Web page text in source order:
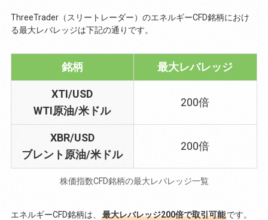
ThreeTrader（スリートレーダー）のエネルギーCFD銘柄におけ
る最大レバレッジは下記の通りです。
銘柄 最大レバレッジ
XTI/USD
WTI原油/米ドル
200倍
XBR/USD
ブレント原油/米ドル
200倍
株価指数CFD銘柄の最大レバレッジ一覧
エネルギーCFD銘柄は、 最大レバレッジ200倍で取引可能です。